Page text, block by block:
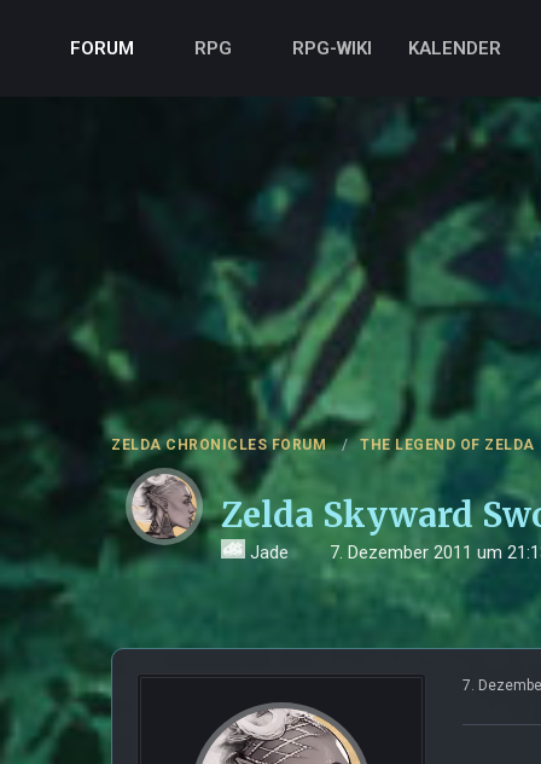
FORUM RPG RPG-WIKI KALENDER
ZELDA CHRONICLES FORUM THE LEGEND OF ZELDA
Zelda Skyward
Jade 7. Dezember 2011 um
7.